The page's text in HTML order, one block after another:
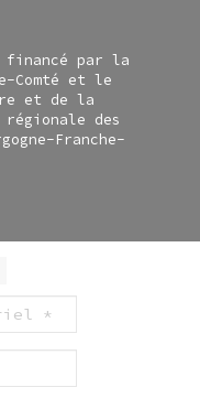
financé par la
Comté et le
et de la
régionale des
Franche-